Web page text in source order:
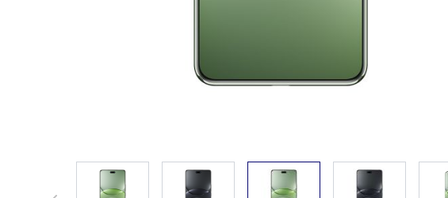
View larger imageView larger imageView larger imageView larger